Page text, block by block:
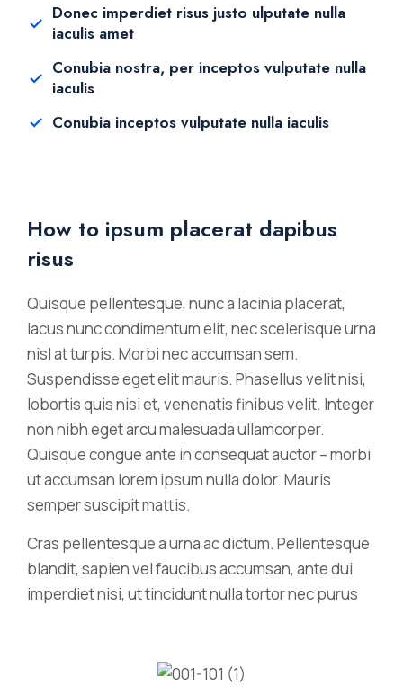
Donec imperdiet risus justo ulputate nulla
iaculis amet
Conubia nostra, per inceptos vulputate nulla
iaculis
Conubia inceptos vulputate nulla iaculis
How to ipsum placerat dapibus
risus
Quisque pellentesque, nunc a lacinia placerat,
lacus nunc condimentum elit, nec scelerisque urna
nisl at turpis. Morbi nec accumsan sem.
Suspendisse eget elit mauris. Phasellus velit nisi,
lobortis quis nisi et, venenatis finibus velit. Integer
non nibh eget arcu malesuada ullamcorper.
Quisque congue ante in consequat auctor – morbi
ut accumsan lorem ipsum nulla dolor. Mauris
semper suscipit mattis.
Cras pellentesque a urna ac dictum. Pellentesque
blandit, sapien vel faucibus accumsan, ante dui
imperdiet nisi, ut tincidunt nulla tortor nec purus